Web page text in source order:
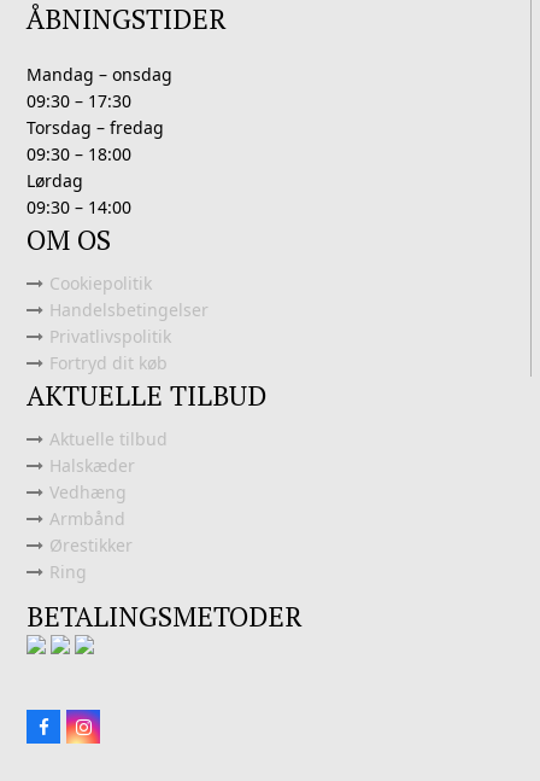
ÅBNINGSTIDER
Mandag – onsdag
09:30 – 17:30
Torsdag – fredag
09:30 – 18:00
Lørdag
09:30 – 14:00
OM OS
Cookiepolitik
Handelsbetingelser
Privatlivspolitik
Fortryd dit køb
AKTUELLE TILBUD
Aktuelle tilbud
Halskæder
Vedhæng
Armbånd
Ørestikker
Ring
BETALINGSMETODER
FacebookInstagram